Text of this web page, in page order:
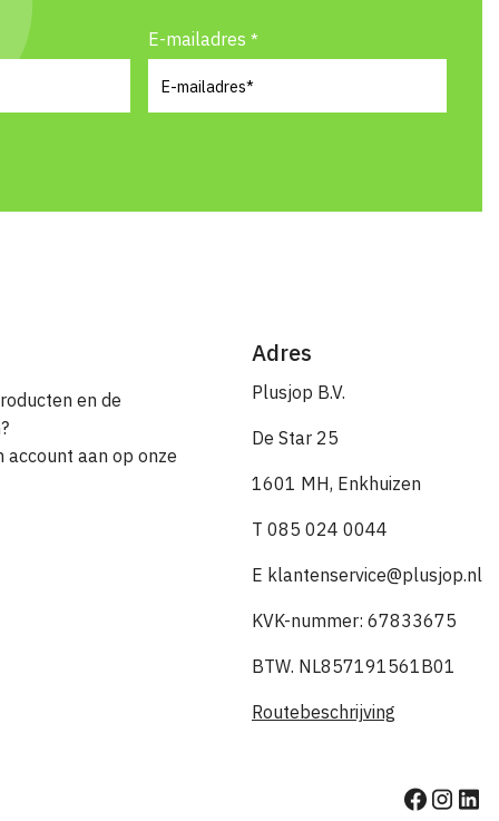
E-mailadres
en de
account aan op onze
Adres
Plusjop B.V.
De Star 25
1601 MH, Enkhuizen
T 085 024 0044
E klantenservice@plusjop.nl
KVK-nummer: 67833675
BTW. NL857191561B01
Routebeschrijving